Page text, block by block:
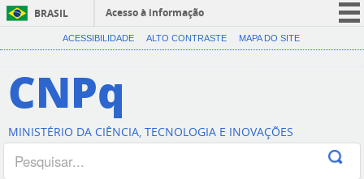
BRASIL
Acesso à informação
CORONAVÍRUS (COVID-19)
Canais
ACESSIBILIDADE ALTO CONTRASTE MAPA DO SITE
CNPq
MINISTÉRIO DA CIÊNCIA, TECNOLOGIA E INOVAÇÕES